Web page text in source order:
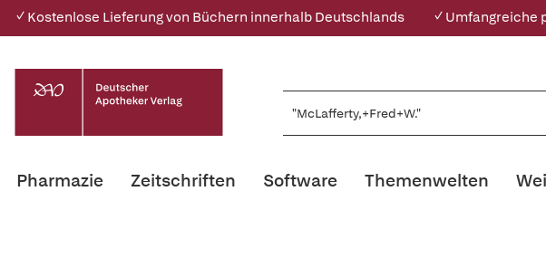
✓ Kostenlose Lieferung von Büchern innerhalb Deutschlands ✓ Umfangreiche
Pharmazie Zeitschriften Software Themenwelten